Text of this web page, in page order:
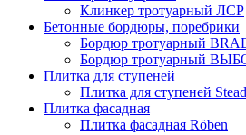
Клинкер тротуарный ЛСР
Бетонные бордюры, поребрики
Бордюр тротуарный
Бордюр тротуарный
Плитка для ступеней
Плитка для ступеней
Плитка фасадная
Плитка фасадная Röben